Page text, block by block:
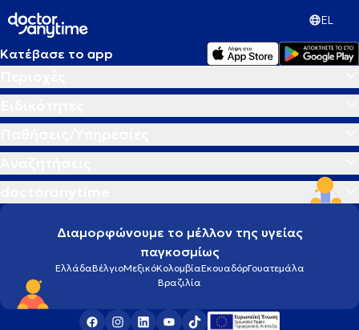
EL
Κατέβασε το app
Διαμορφώνουμε το μέλλον της υγείας
παγκοσμίως
ΕλλάδαΒέλγιοΜεξικόΚολομβίαΕκουαδόρΓουατεμάλα
Βραζιλία